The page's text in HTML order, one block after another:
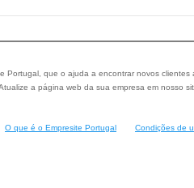
Portugal, que o ajuda a encontrar novos clientes
a página web da sua empresa em nosso
O que é o Empresite Portugal Condições de